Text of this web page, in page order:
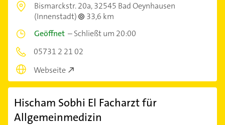
Bismarckstr. 20a,32545 Bad Oeynhausen
(Innenstadt)
33,6 km
Geöffnet –Schließt um 20:00
05731 2 21 02
Webseite
Hischam Sobhi El Facharzt für
Allgemeinmedizin